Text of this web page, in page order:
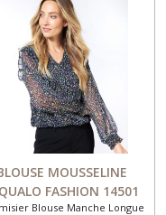
MOUSSELINE
FASHION 14501
Blouse Manche Longue